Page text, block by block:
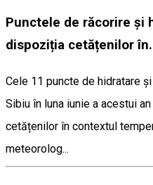
Punctele de răcorire și
dispoziția cetățenilor
Cele 11 puncte de hidratare
Sibiu în luna iunie a acestui
cetățenilor în contextul
meteorolog...